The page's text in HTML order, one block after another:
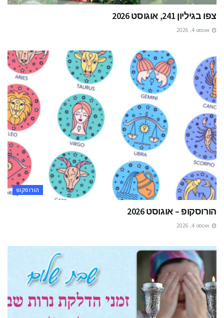
צפו בגיליון 241, אוגוסט 2026
אוגוסט 4, 2026
הורוסקופ
הורוסקופ – אוגוסט 2026
אוגוסט 4, 2026